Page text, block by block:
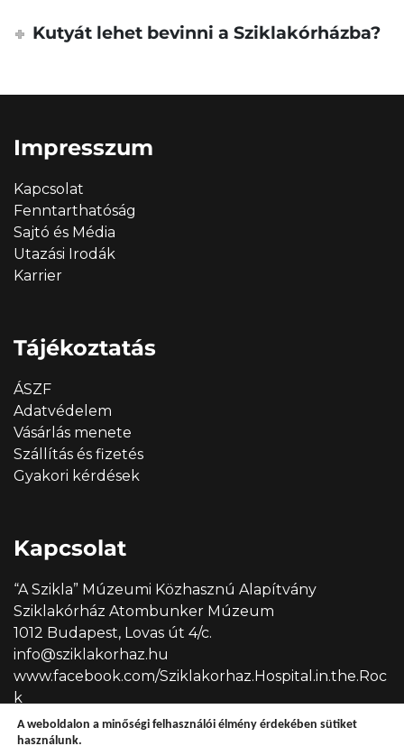
Kutyát lehet bevinni a Sziklakórházba?
Impresszum
Kapcsolat
Fenntarthatóság
Sajtó és Média
Utazási Irodák
Karrier
Tájékoztatás
ÁSZF
Adatvédelem
Vásárlás menete
Szállítás és fizetés
Gyakori kérdések
Kapcsolat
“A Szikla” Múzeumi Közhasznú Alapítvány
Sziklakórház Atombunker Múzeum
1012 Budapest, Lovas út 4/c.
info@sziklakorhaz.hu
www.facebook.com/Sziklakorhaz.Hospital.in.the.Roc
k
A weboldalon a minőségi felhasználói élmény érdekében sütiket
használunk.